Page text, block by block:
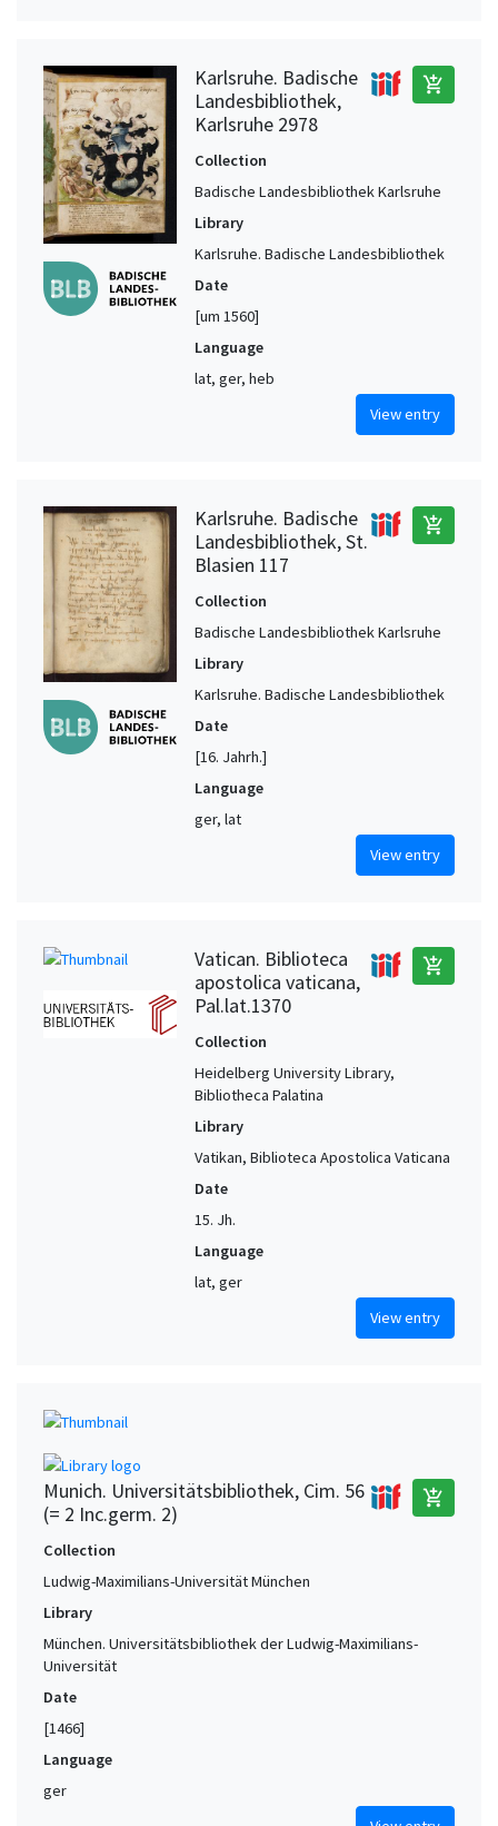
Karlsruhe. Badische
Landesbibliothek,
Karlsruhe 2978
add_shopping_cart
Collection
Badische Landesbibliothek Karlsruhe
Library
Karlsruhe. Badische Landesbibliothek
Date
[um 1560]
Language
lat, ger, heb
View entry
Karlsruhe. Badische
Landesbibliothek, St.
Blasien 117
add_shopping_cart
Collection
Badische Landesbibliothek Karlsruhe
Library
Karlsruhe. Badische Landesbibliothek
Date
[16. Jahrh.]
Language
ger, lat
View entry
Vatican. Biblioteca
apostolica vaticana,
Pal.lat.1370
add_shopping_cart
Collection
Heidelberg University Library,
Bibliotheca Palatina
Library
Vatikan, Biblioteca Apostolica Vaticana
Date
15. Jh.
Language
lat, ger
View entry
Munich. Universitätsbibliothek, Cim. 56
(= 2 Inc.germ. 2)
add_shopping_cart
Collection
Ludwig-Maximilians-Universität München
Library
München. Universitätsbibliothek der Ludwig-Maximilians-
Universität
Date
[1466]
Language
ger